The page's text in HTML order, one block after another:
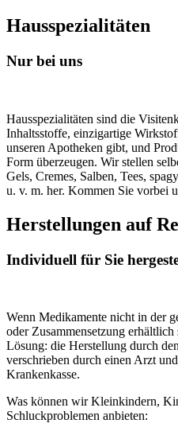
Hausspezialitäten
Nur bei uns
Hausspezialitäten sind die
Inhaltsstoffe, einzigartige
unseren Apotheken gibt, und
Form überzeugen. Wir stellen
Gels, Cremes, Salben, Tees,
u. v. m. her. Kommen Sie vorbei
Herstellungen auf
Individuell für Sie
Wenn Medikamente nicht in der
oder Zusammensetzung
Lösung: die Herstellung durch
verschrieben durch einen Arzt
Krankenkasse.
Was können wir Kleinkindern,
Schluckproblemen anbieten: